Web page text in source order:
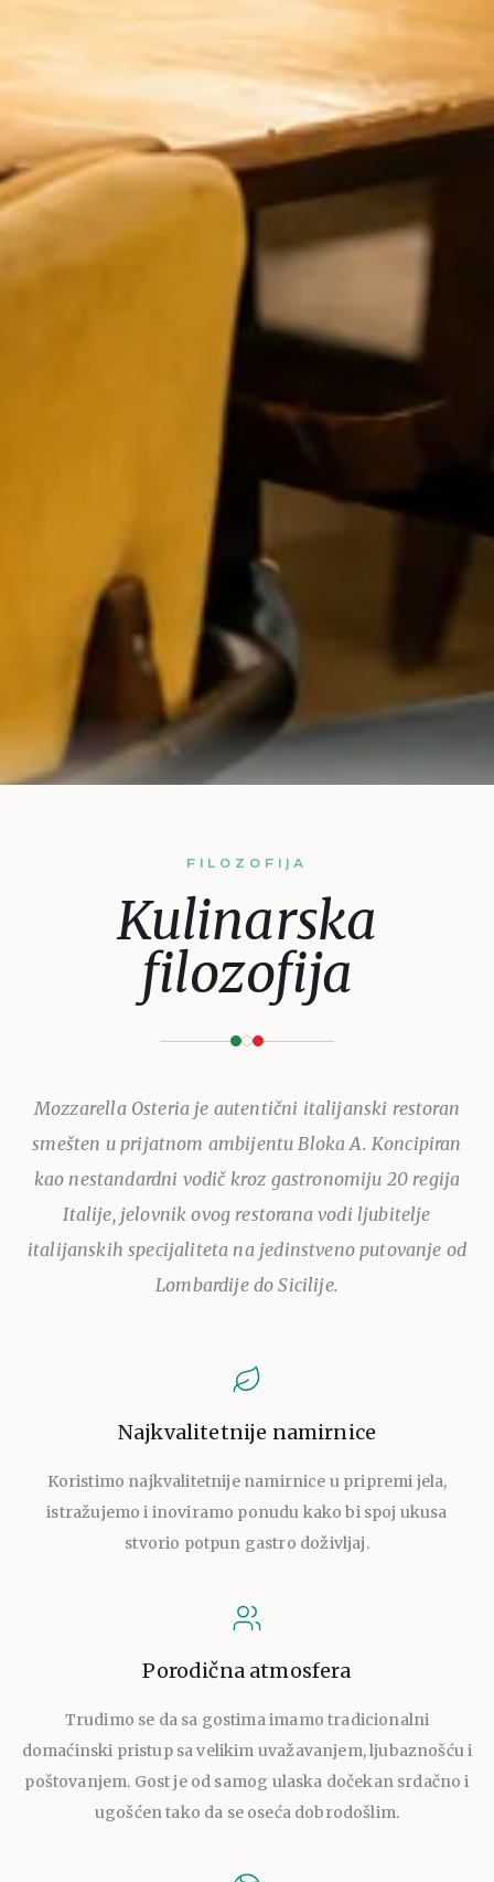
FILOZOFIJA
Kulinarska
filozofija
Mozzarella Osteria je autentični italijanski restoran
smešten u prijatnom ambijentu Bloka A. Koncipiran
kao nestandardni vodič kroz gastronomiju 20 regija
Italije, jelovnik ovog restorana vodi ljubitelje
italijanskih specijaliteta na jedinstveno putovanje od
Lombardije do Sicilije.
Najkvalitetnije namirnice
Koristimo najkvalitetnije namirnice u pripremi jela,
istražujemo i inoviramo ponudu kako bi spoj ukusa
stvorio potpun gastro doživljaj.
Porodična atmosfera
Trudimo se da sa gostima imamo tradicionalni
domaćinski pristup sa velikim uvažavanjem, ljubaznošću i
poštovanjem. Gost je od samog ulaska dočekan srdačno i
ugošćen tako da se oseća dobrodošlim.